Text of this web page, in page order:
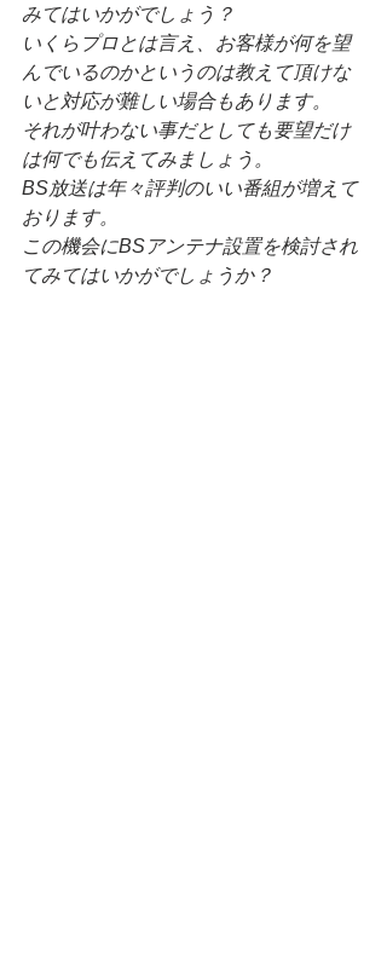
みてはいかがでしょう？
いくらプロとは言え、お客様が何を望
んでいるのかというのは教えて頂けな
いと対応が難しい場合もあります。
それが叶わない事だとしても要望だけ
は何でも伝えてみましょう。
BS放送は年々評判のいい番組が増えて
おります。
この機会にBSアンテナ設置を検討され
てみてはいかがでしょうか？